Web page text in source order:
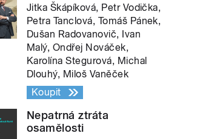
Jitka Škápíková, Petr Vodička,
Petra Tanclová, Tomáš Pánek,
Dušan Radovanovič, Ivan
Malý, Ondřej Nováček,
Karolína Stegurová, Michal
Dlouhý, Miloš Vaněček
Koupit
Nepatrná ztráta
osamělosti